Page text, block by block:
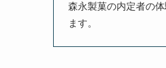
森永製菓の内定者の
ます。